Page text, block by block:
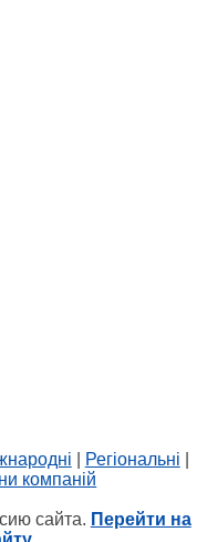
Регіональні
компаній
сайта. Перейти на